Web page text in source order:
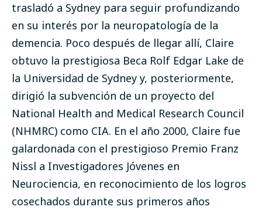
trasladó a Sydney para seguir profundizando
en su interés por la neuropatología de la
demencia. Poco después de llegar allí, Claire
obtuvo la prestigiosa Beca Rolf Edgar Lake de
la Universidad de Sydney y, posteriormente,
dirigió la subvención de un proyecto del
National Health and Medical Research Council
(NHMRC) como CIA. En el año 2000, Claire fue
galardonada con el prestigioso Premio Franz
Nissl a Investigadores Jóvenes en
Neurociencia, en reconocimiento de los logros
cosechados durante sus primeros años